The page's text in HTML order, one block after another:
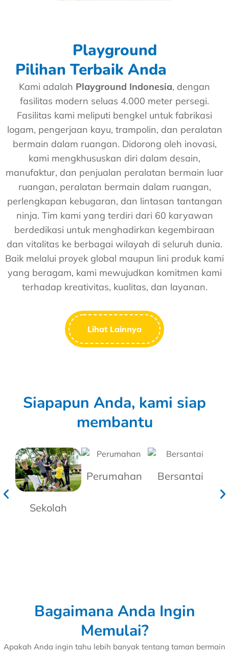
Playground
Pilihan Terbaik Anda
Kami adalah Playground Indonesia, dengan
fasilitas modern seluas 4.000 meter persegi.
Fasilitas kami meliputi bengkel untuk fabrikasi
logam, pengerjaan kayu, trampolin, dan peralatan
bermain dalam ruangan. Didorong oleh inovasi,
kami mengkhususkan diri dalam desain,
manufaktur, dan penjualan peralatan bermain luar
ruangan, peralatan bermain dalam ruangan,
perlengkapan kebugaran, dan lintasan tantangan
ninja. Tim kami yang terdiri dari 60 karyawan
berdedikasi untuk menghadirkan kegembiraan
dan vitalitas ke berbagai wilayah di seluruh dunia.
Baik melalui proyek global maupun lini produk kami
yang beragam, kami mewujudkan komitmen kami
terhadap kreativitas, kualitas, dan layanan.
Lihat Lainnya
Siapapun Anda, kami siap
membantu
Sekolah
Perumahan Bersantai
Bagaimana Anda Ingin
Memulai?
Apakah Anda ingin tahu lebih banyak tentang taman bermain